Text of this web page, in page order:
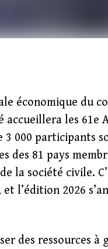
économique du
les 61e
000 participants
des 81 pays
la société civile.
l’édition 2026
des ressources à